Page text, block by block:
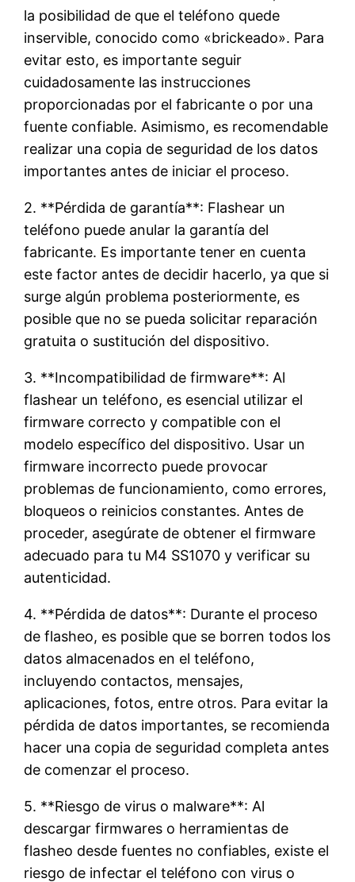
la posibilidad de que el teléfono quede
inservible, conocido como «brickeado». Para
evitar esto, es importante seguir
cuidadosamente las instrucciones
proporcionadas por el fabricante o por una
fuente confiable. Asimismo, es recomendable
realizar una copia de seguridad de los datos
importantes antes de iniciar el proceso.
2. **Pérdida de garantía**: Flashear un
teléfono puede anular la garantía del
fabricante. Es importante tener en cuenta
este factor antes de decidir hacerlo, ya que si
surge algún problema posteriormente, es
posible que no se pueda solicitar reparación
gratuita o sustitución del dispositivo.
3. **Incompatibilidad de firmware**: Al
flashear un teléfono, es esencial utilizar el
firmware correcto y compatible con el
modelo específico del dispositivo. Usar un
firmware incorrecto puede provocar
problemas de funcionamiento, como errores,
bloqueos o reinicios constantes. Antes de
proceder, asegúrate de obtener el firmware
adecuado para tu M4 SS1070 y verificar su
autenticidad.
4. **Pérdida de datos**: Durante el proceso
de flasheo, es posible que se borren todos los
datos almacenados en el teléfono,
incluyendo contactos, mensajes,
aplicaciones, fotos, entre otros. Para evitar la
pérdida de datos importantes, se recomienda
hacer una copia de seguridad completa antes
de comenzar el proceso.
5. **Riesgo de virus o malware**: Al
descargar firmwares o herramientas de
flasheo desde fuentes no confiables, existe el
riesgo de infectar el teléfono con virus o